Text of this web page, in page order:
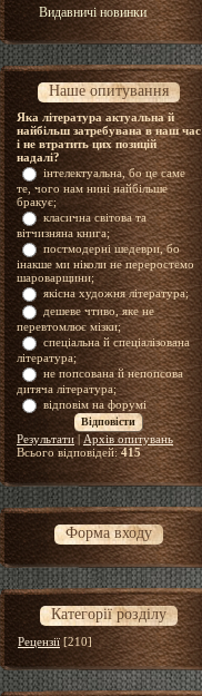
Видавничі новинки
Наше опитування
Яка література актуальна й
найбільш затребувана в наш час
і не втратить цих позицій
надалі?
інтелектуальна, бо це саме
те, чого нам нині найбільше
бракує;
класична світова та
вітчизняна книга;
постмодерні шедеври, бо
інакше ми ніколи не переростемо
шароварщини;
якісна художня література;
дешеве чтиво, яке не
перевтомлює мізки;
спеціальна й спеціалізована
література;
не попсована й непопсова
дитяча література;
відповім на форумі
Результати|Архів опитувань
Всього відповідей:415
Форма входу
Категорії розділу
Рецензії [210]